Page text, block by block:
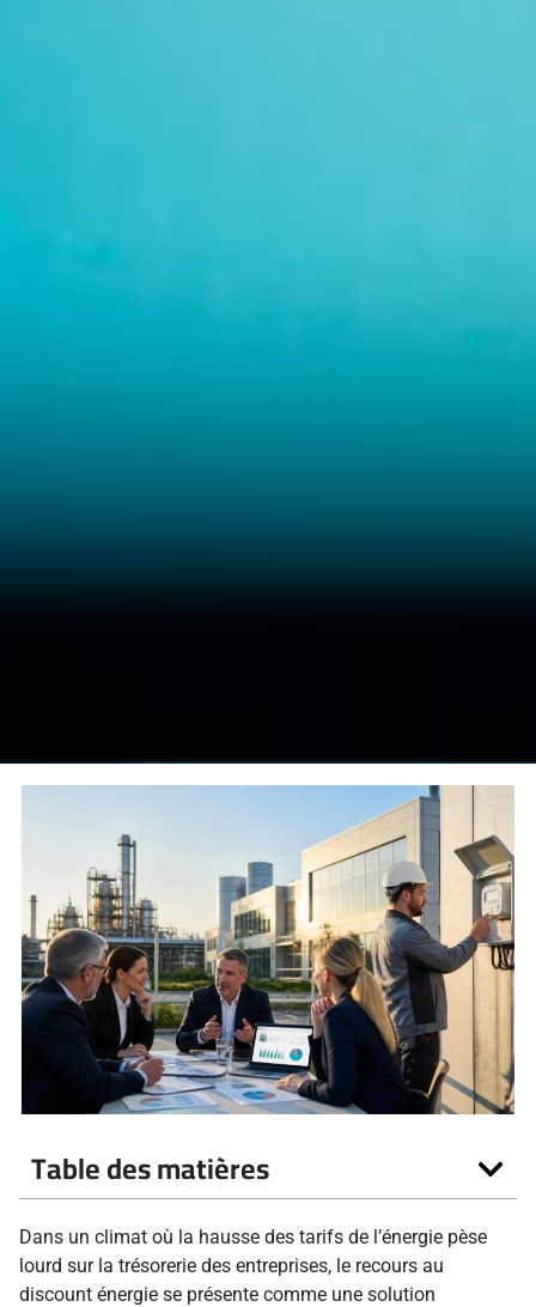
Table des matières
Dans un climat où la hausse des tarifs de l’énergie pèse
lourd sur la trésorerie des entreprises, le recours au
discount énergie se présente comme une solution